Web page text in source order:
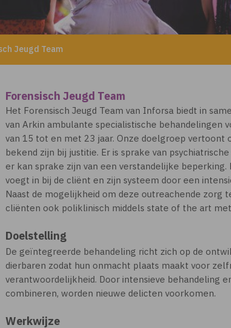
Jeugd Team
Forensisch Jeugd Team
Het Forensisch Jeugd Team van Inforsa biedt in
van Arkin ambulante specialistische behandelingen
van 15 tot en met 23 jaar. Onze doelgroep vertoont
bekend zijn bij justitie. Er is sprake van
er kan sprake zijn van een verstandelijke beperking.
voegt in bij de cliënt en zijn systeem door een
Naast de mogelijkheid om deze outreachende zorg
cliënten ook poliklinisch middels state of the art
Doelstelling
De geïntegreerde behandeling richt zich op de
dierbaren zodat hun onmacht plaats maakt voor
verantwoordelijkheid. Door intensieve behandeling
combineren, worden nieuwe delicten voorkomen.
Werkwijze